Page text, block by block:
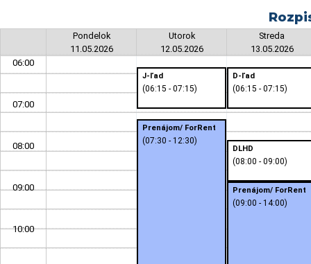
Pondelok
11.05.2026
Utorok
12.05.2026
Streda
13.05.2026
06:00
07:00
08:00
09:00
10:00
J-ľad
(06:15 - 07:15)
Prenájom/ ForRent
(07:30 - 12:30)
D-ľad
(06:15 - 07:15)
DLHD
(08:00 - 09:00)
Prenájom/ ForRent
(09:00 - 14:00)